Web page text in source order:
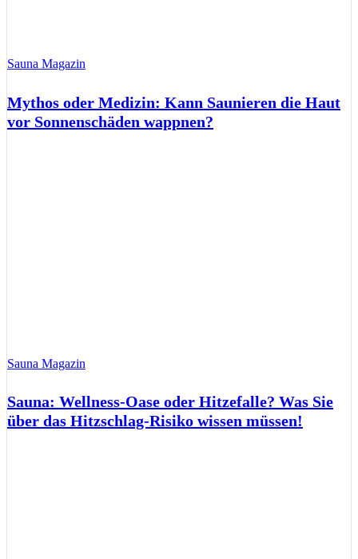
Sauna Magazin
Mythos oder Medizin: Kann Saunieren die Haut
vor Sonnenschäden wappnen?
Sauna Magazin
Sauna: Wellness-Oase oder Hitzefalle? Was Sie
über das Hitzschlag-Risiko wissen müssen!